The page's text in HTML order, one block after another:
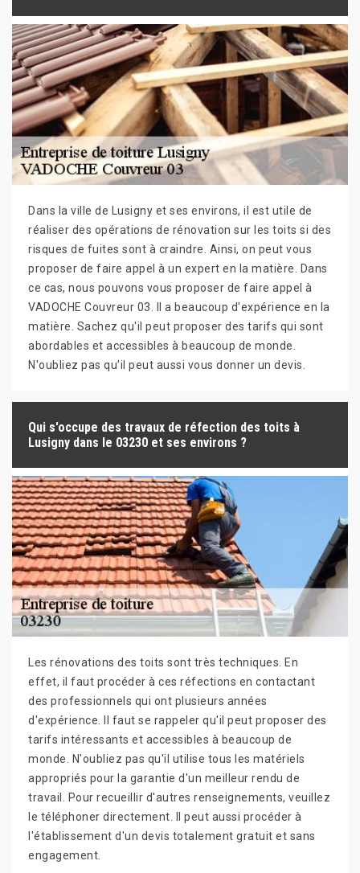
Dans la ville de Lusigny et ses environs, il est utile de
réaliser des opérations de rénovation sur les toits si des
risques de fuites sont à craindre. Ainsi, on peut vous
proposer de faire appel à un expert en la matière. Dans
ce cas, nous pouvons vous proposer de faire appel à
VADOCHE Couvreur 03. Il a beaucoup d'expérience en la
matière. Sachez qu'il peut proposer des tarifs qui sont
abordables et accessibles à beaucoup de monde.
N'oubliez pas qu'il peut aussi vous donner un devis.
Qui s'occupe des travaux de réfection des toits à
Lusigny dans le 03230 et ses environs ?
Les rénovations des toits sont très techniques. En
effet, il faut procéder à ces réfections en contactant
des professionnels qui ont plusieurs années
d'expérience. Il faut se rappeler qu'il peut proposer des
tarifs intéressants et accessibles à beaucoup de
monde. N'oubliez pas qu'il utilise tous les matériels
appropriés pour la garantie d'un meilleur rendu de
travail. Pour recueillir d'autres renseignements, veuillez
le téléphoner directement. Il peut aussi procéder à
l'établissement d'un devis totalement gratuit et sans
engagement.